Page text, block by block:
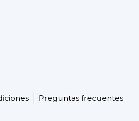
Preguntas frecuentes